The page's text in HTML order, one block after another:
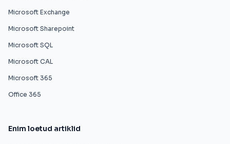
Microsoft Exchange
Microsoft Sharepoint
Microsoft SQL
Microsoft CAL
Microsoft 365
Office 365
Enim loetud artiklid